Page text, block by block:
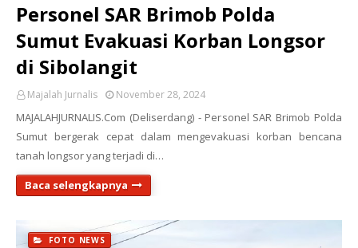
Personel SAR Brimob Polda
Sumut Evakuasi Korban Longsor
di Sibolangit
Majalah Jurnalis November 28, 2024
MAJALAHJURNALIS.Com (Deliserdang) - Personel SAR Brimob Polda
Sumut bergerak cepat dalam mengevakuasi korban bencana
tanah longsor yang terjadi di…
Baca selengkapnya
FOTO NEWS